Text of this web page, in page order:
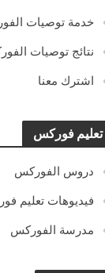
خدمة توصيات
نتائج توصيات
اشترك معنا
تعليم فوركس
دروس الفوركس
فيديوهات تعليم
مدرسة الفوركس